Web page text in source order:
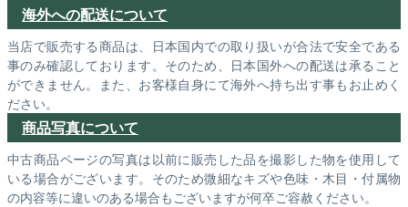
海外への配送について
当店で販売する商品は、日本国内での取り扱いが合法で安全である
事のみ確認しております。そのため、日本国外への配送は承ること
ができません。また、お客様自身にて海外へ持ち出す事もお止めく
ださい。
商品写真について
中古商品ページの写真は以前に販売した品を撮影した物を使用して
いる場合がございます。そのため微細なキズや色味・木目・付属物
の内容等に違いのある場合もございますが何卒ご容赦ください。